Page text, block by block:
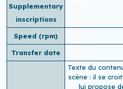
Supplementary
inscriptions
Speed ​​(rpm)
Transfer date
Texte du
scène : il se
lui propose